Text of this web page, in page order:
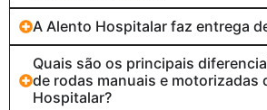
A Alento Hospitalar faz entrega
Quais são os principais
de rodas manuais e motorizadas
Hospitalar?